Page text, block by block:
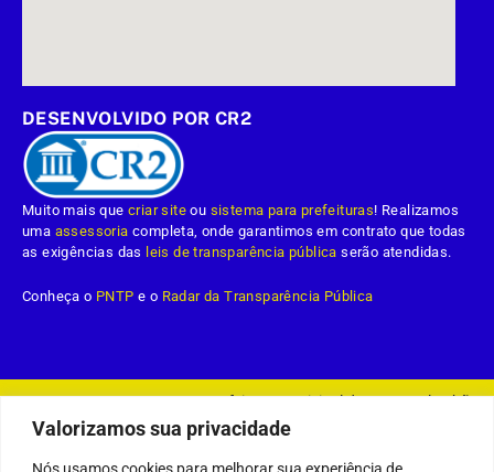
Valorizamos sua privacidade
Nós usamos cookies para melhorar sua experiência de
DESENVOLVIDO POR CR2
Muito mais quecriar site ou sistema para prefeituras! Realizamos
uma assessoria completa, onde garantimos em contrato que todas
as exigências das leis de transparência pública serão atendidas.
Conheça o PNTP e o Radar da Transparência Pública
Prefeitura Municipal da Demerval Lobão.
Mapa do Site Acessar Área Administrativa